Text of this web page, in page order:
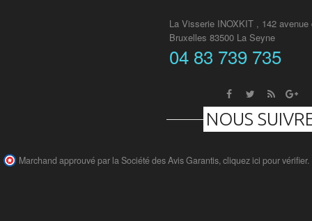
La Visserie INOXKIT , 142 avenue
Bruxelles 83500 La Seyne
04 83 739 735
NOUS
Marchand approuvé par la Société des Avis Garantis,cliquez ici pour vérifier.